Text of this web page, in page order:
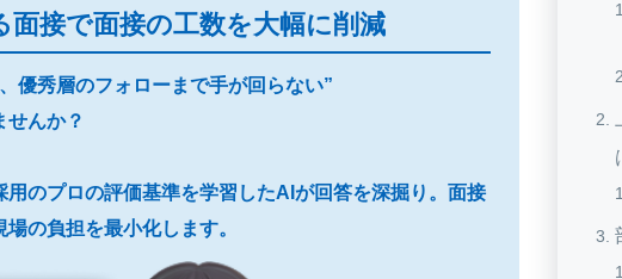
面接で面接の工数を大幅に削減
優秀層のフォローまで手が回らない”
せんか？
用のプロの評価基準を学習したAIが回答を深掘り。面接
の負担を最小化します。